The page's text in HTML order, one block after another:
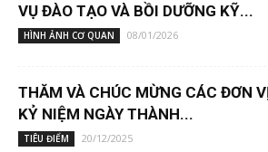
VỤ ĐÀO TẠO VÀ BỒI DƯỠNG KỸ...
HÌNH ẢNH CƠ QUAN 08/01/2026
THĂM VÀ CHÚC MỪNG CÁC ĐƠN
KỶ NIỆM NGÀY THÀNH...
TIÊU ĐIỂM 20/12/2025